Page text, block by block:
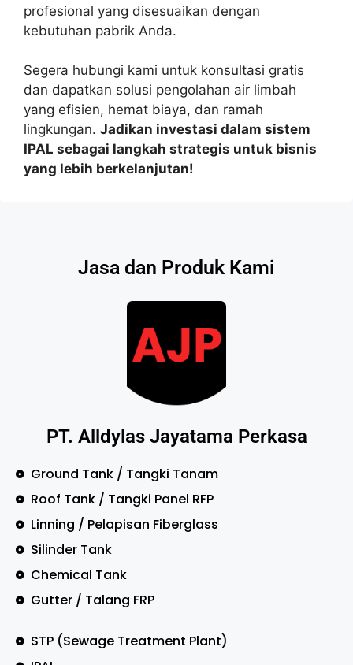
profesional yang disesuaikan dengan
kebutuhan pabrik Anda.
Segera hubungi kami untuk konsultasi gratis
dan dapatkan solusi pengolahan air limbah
yang efisien, hemat biaya, dan ramah
lingkungan. Jadikan investasi dalam sistem
IPAL sebagai langkah strategis untuk bisnis
yang lebih berkelanjutan!
Jasa dan Produk Kami
PT. Alldylas Jayatama Perkasa
Ground Tank / Tangki Tanam
Roof Tank / Tangki Panel RFP
Linning / Pelapisan Fiberglass
Silinder Tank
Chemical Tank
Gutter / Talang FRP
STP (Sewage Treatment Plant)